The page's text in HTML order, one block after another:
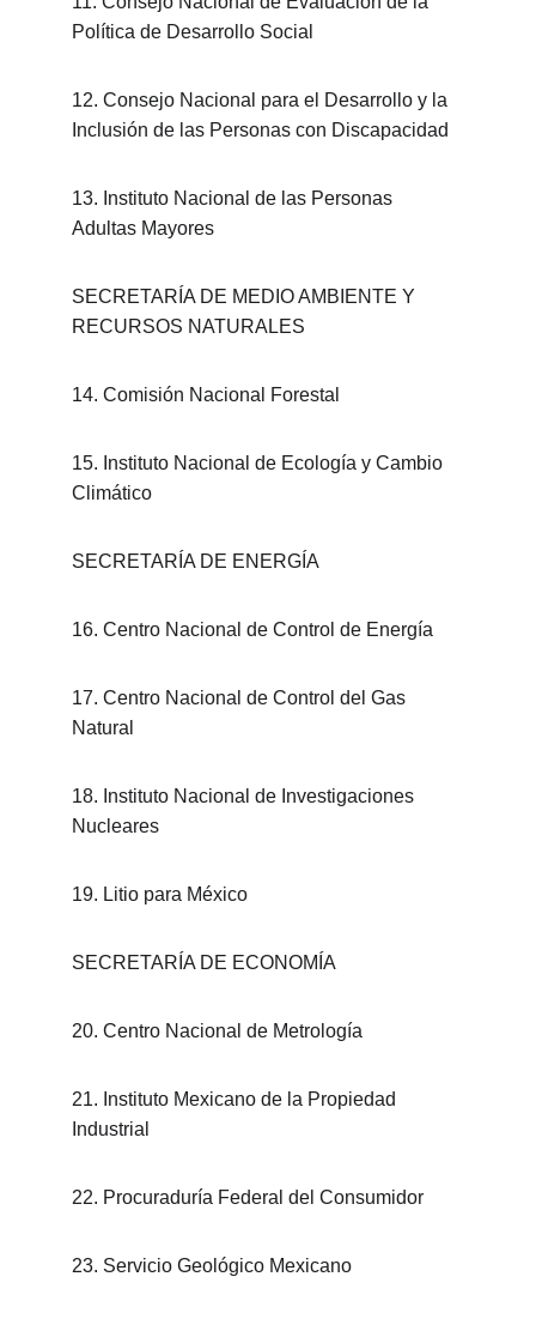
Política de Desarrollo Social
12. Consejo Nacional para el Desarrollo y la
Inclusión de las Personas con Discapacidad
13. Instituto Nacional de las Personas
Adultas Mayores
SECRETARÍA DE MEDIO AMBIENTE Y
RECURSOS NATURALES
14. Comisión Nacional Forestal
15. Instituto Nacional de Ecología y Cambio
Climático
SECRETARÍA DE ENERGÍA
16. Centro Nacional de Control de Energía
17. Centro Nacional de Control del Gas
Natural
18. Instituto Nacional de Investigaciones
Nucleares
19. Litio para México
SECRETARÍA DE ECONOMÍA
20. Centro Nacional de Metrología
21. Instituto Mexicano de la Propiedad
Industrial
22. Procuraduría Federal del Consumidor
23. Servicio Geológico Mexicano